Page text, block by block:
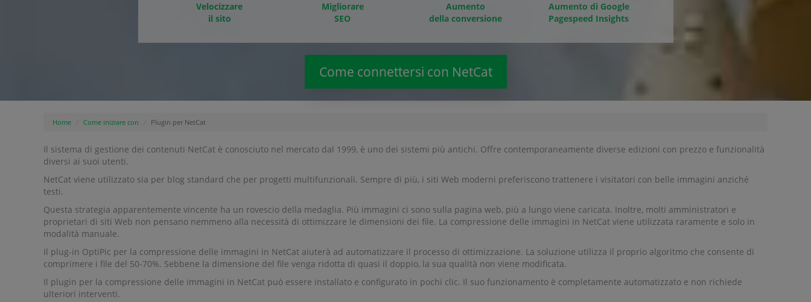
Velocizzare
il sito
Migliorare
SEO
Aumento
della conversione
Aumento di Google
Pagespeed Insights
Come connettersi con NetCat
Home Come iniziare con Plugin per NetCat
Il sistema di gestione dei contenuti NetCat è conosciuto nel mercato dal 1999, è uno dei sistemi più antichi. Offre contemporaneamente diverse edizioni con prezzo e funzionalità
diversi ai suoi utenti.
NetCat viene utilizzato sia per blog standard che per progetti multifunzionali. Sempre di più, i siti Web moderni preferiscono trattenere i visitatori con belle immagini anziché
testi.
Questa strategia apparentemente vincente ha un rovescio della medaglia. Più immagini ci sono sulla pagina web, più a lungo viene caricata. Inoltre, molti amministratori e
proprietari di siti Web non pensano nemmeno alla necessità di ottimizzare le dimensioni dei file. La compressione delle immagini in NetCat viene utilizzata raramente e solo in
modalità manuale.
Il plug-in OptiPic per la compressione delle immagini in NetCat aiuterà ad automatizzare il processo di ottimizzazione. La soluzione utilizza il proprio algoritmo che consente di
comprimere i file del 50-70%. Sebbene la dimensione del file venga ridotta di quasi il doppio, la sua qualità non viene modificata.
Il plugin per la compressione delle immagini in NetCat può essere installato e configurato in pochi clic. Il suo funzionamento è completamente automatizzato e non richiede
ulteriori interventi.